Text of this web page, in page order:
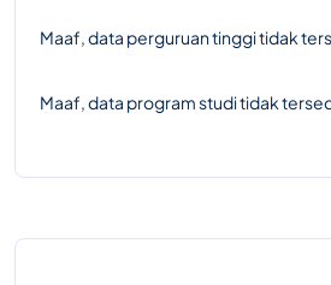
Maaf, data perguruan tinggi tidak
Maaf, data program studi tidak